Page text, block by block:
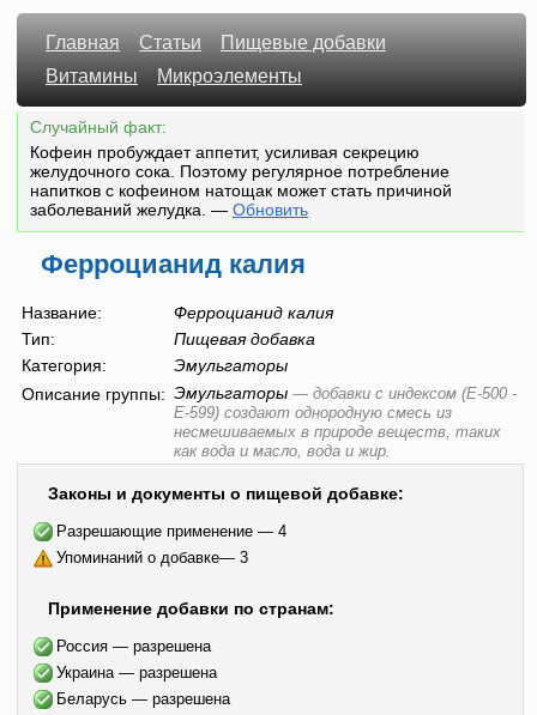
Главная Статьи
Пищевые добавки
Витамины
Микроэлементы
Случайный факт:
Кофеин пробуждает аппетит, усиливая секрецию
желудочного сока. Поэтому регулярное потребление
напитков с кофеином натощак может стать причиной
заболеваний желудка. — Обновить
Ферроцианид калия
Название:
Ферроцианид калия
Тип:
Пищевая добавка
Категория:
Эмульгаторы
Описание группы: Эмульгаторы — добавки с индексом (E-500 -
E-599) создают однородную смесь из
несмешиваемых в природе веществ, таких
как вода и масло, вода и жир.
Законы и документы о пищевой добавке:
Разрешающие применение — 4
Упоминаний о добавке— 3
Применение добавки по странам:
Россия — разрешена
Украина — разрешена
Беларусь — разрешена